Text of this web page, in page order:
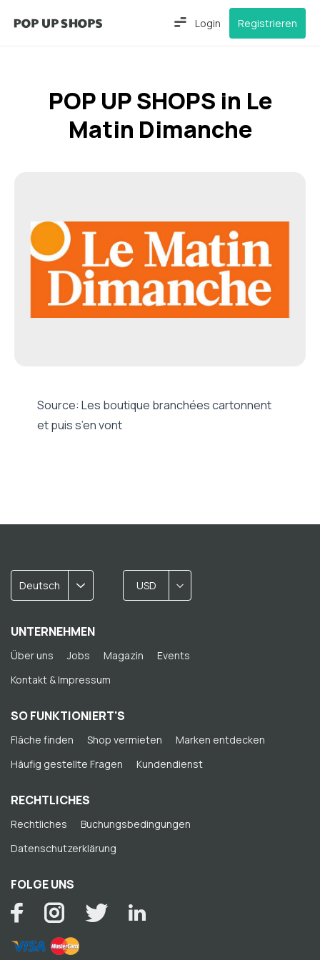
Login Registrieren
POP UP SHOPS in Le
Matin Dimanche
Source: Les boutique branchées cartonnent
et puis s’en vont
Deutsch USD
UNTERNEHMEN
Über uns Jobs Magazin
Events
Kontakt & Impressum
SO FUNKTIONIERT'S
Fläche finden Shop vermieten
Marken entdecken
Häufig gestellte Fragen
Kundendienst
RECHTLICHES
Rechtliches
Buchungsbedingungen
Datenschutzerklärung
FOLGE UNS